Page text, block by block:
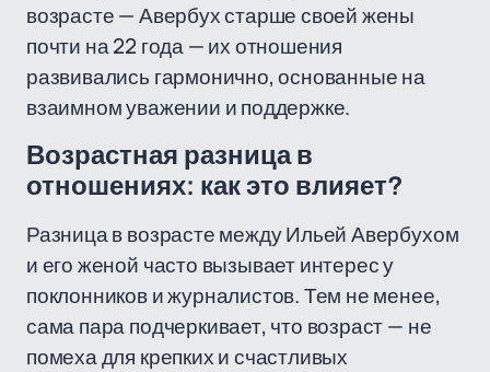
возрасте — Авербух старше своей жены
почти на 22 года — их отношения
развивались гармонично, основанные на
взаимном уважении и поддержке.
Возрастная разница в
отношениях: как это влияет?
Разница в возрасте между Ильей Авербухом
и его женой часто вызывает интерес у
поклонников и журналистов. Тем не менее,
сама пара подчеркивает, что возраст — не
помеха для крепких и счастливых